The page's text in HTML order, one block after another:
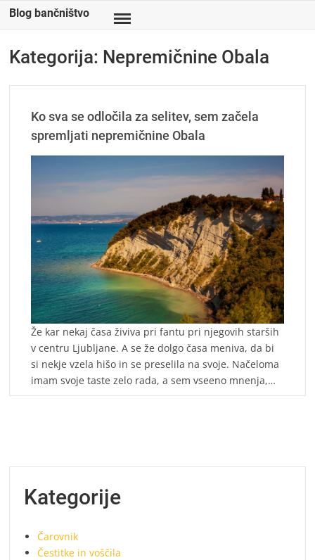
SkipBlog bančništvo
Kategorija: Nepremičnine Obala
Ko sva se odločila za selitev, sem začela
spremljati nepremičnine Obala
Že kar nekaj časa živiva pri fantu pri njegovih starših
v centru Ljubljane. A se že dolgo časa meniva, da bi
si nekje vzela hišo in se preselila na svoje. Načeloma
imam svoje taste zelo rada, a sem vseeno mnenja,…
Kategorije
Čarovnik
Čestitke in voščila